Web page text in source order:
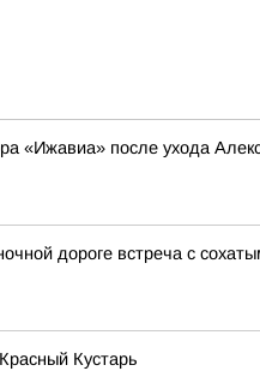
«Ижавиа» после ухода
дороге встреча с
Кустарь